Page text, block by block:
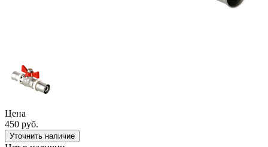
Цена
450 руб.
Уточнить наличие